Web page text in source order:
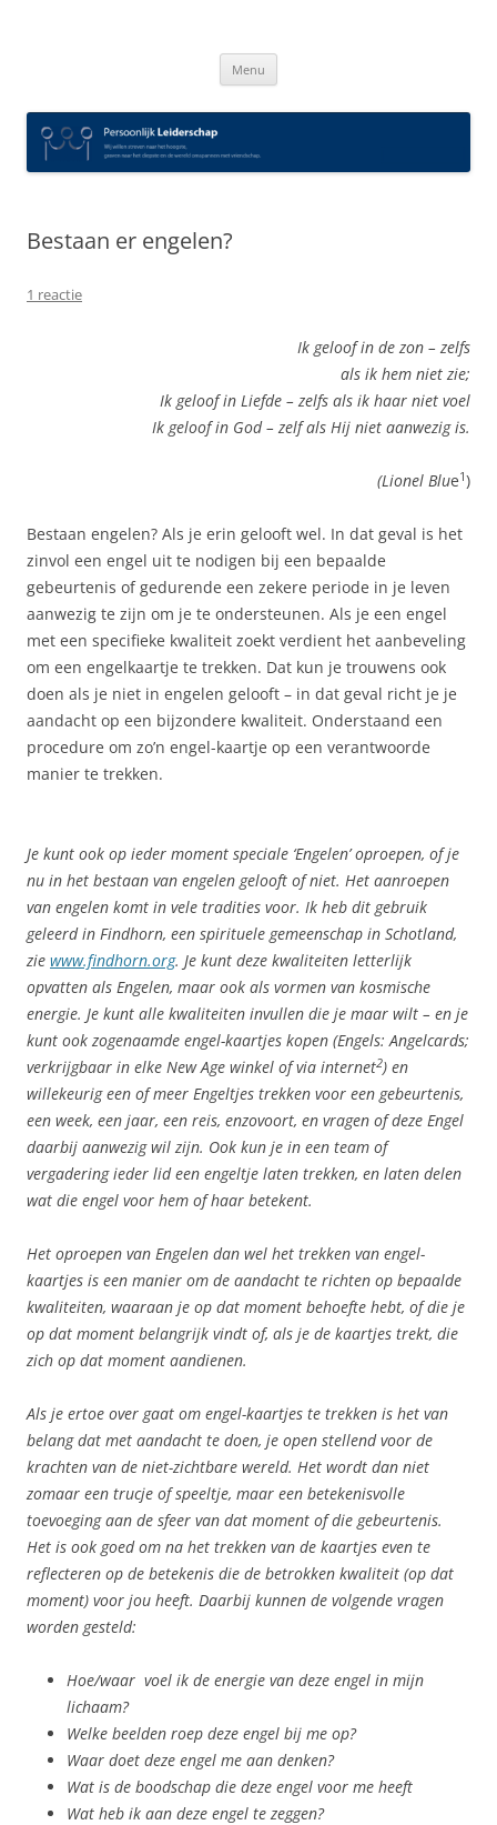
Menu
Bestaan er engelen?
1 reactie
Ik geloof in de zon – zelfs
als ik hem niet zie;
Ik geloof in Liefde – zelfs als ik haar niet voel
Ik geloof in God – zelf als Hij niet aanwezig is.
(Lionel Blue1)
Bestaan engelen? Als je erin gelooft wel. In dat geval is het
zinvol een engel uit te nodigen bij een bepaalde
gebeurtenis of gedurende een zekere periode in je leven
aanwezig te zijn om je te ondersteunen. Als je een engel
met een specifieke kwaliteit zoekt verdient het aanbeveling
om een engelkaartje te trekken. Dat kun je trouwens ook
doen als je niet in engelen gelooft – in dat geval richt je je
aandacht op een bijzondere kwaliteit. Onderstaand een
procedure om zo’n engel-kaartje op een verantwoorde
manier te trekken.
Je kunt ook op ieder moment speciale ‘Engelen’ oproepen, of je
nu in het bestaan van engelen gelooft of niet. Het aanroepen
van engelen komt in vele tradities voor. Ik heb dit gebruik
geleerd in Findhorn, een spirituele gemeenschap in Schotland,
zie www.findhorn.org. Je kunt deze kwaliteiten letterlijk
opvatten als Engelen, maar ook als vormen van kosmische
energie. Je kunt alle kwaliteiten invullen die je maar wilt – en je
kunt ook zogenaamde engel-kaartjes kopen (Engels: Angelcards;
verkrijgbaar in elke New Age winkel of via internet2) en
willekeurig een of meer Engeltjes trekken voor een gebeurtenis,
een week, een jaar, een reis, enzovoort, en vragen of deze Engel
daarbij aanwezig wil zijn. Ook kun je in een team of
vergadering ieder lid een engeltje laten trekken, en laten delen
wat die engel voor hem of haar betekent.
Het oproepen van Engelen dan wel het trekken van engel-
kaartjes is een manier om de aandacht te richten op bepaalde
kwaliteiten, waaraan je op dat moment behoefte hebt, of die je
op dat moment belangrijk vindt of, als je de kaartjes trekt, die
zich op dat moment aandienen.
Als je ertoe over gaat om engel-kaartjes te trekken is het van
belang dat met aandacht te doen, je open stellend voor de
krachten van de niet-zichtbare wereld. Het wordt dan niet
zomaar een trucje of speeltje, maar een betekenisvolle
toevoeging aan de sfeer van dat moment of die gebeurtenis.
Het is ook goed om na het trekken van de kaartjes even te
reflecteren op de betekenis die de betrokken kwaliteit (op dat
moment) voor jou heeft. Daarbij kunnen de volgende vragen
worden gesteld:
Hoe/waar voel ik de energie van deze engel in mijn
lichaam?
Welke beelden roep deze engel bij me op?
Waar doet deze engel me aan denken?
Wat is de boodschap die deze engel voor me heeft
Wat heb ik aan deze engel te zeggen?